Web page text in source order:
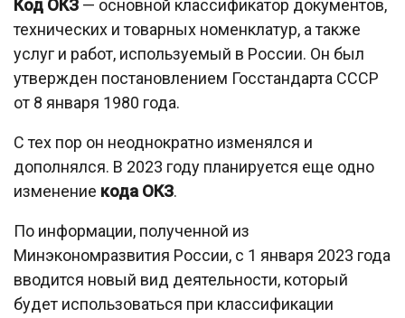
Код ОКЗ — основной классификатор документов,
технических и товарных номенклатур, а также
услуг и работ, используемый в России. Он был
утвержден постановлением Госстандарта СССР
от 8 января 1980 года.
С тех пор он неоднократно изменялся и
дополнялся. В 2023 году планируется еще одно
изменение кода ОКЗ.
По информации, полученной из
Минэкономразвития России, с 1 января 2023 года
вводится новый вид деятельности, который
будет использоваться при классификации